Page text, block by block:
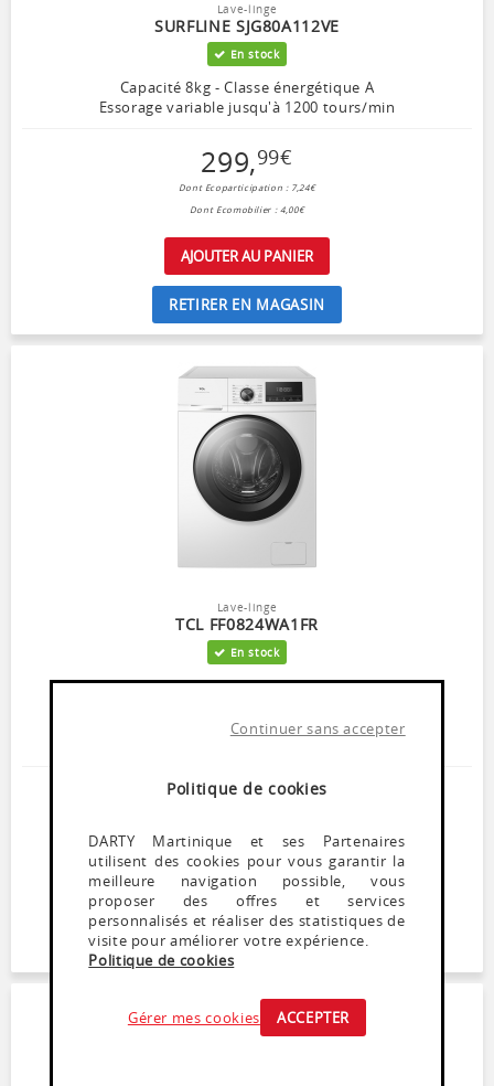
Lave-linge
SURFLINE SJG80A112VE
En stock
Capacité 8kg - Classe énergétique A
Essorage variable jusqu'à 1200 tours/min
299,99€
Dont Ecoparticipation : 7,24€
Dont Ecomobilier : 4,00€
AJOUTER AU PANIER
RETIRER EN MAGASIN
Lave-linge
TCL FF0824WA1FR
En stock
Capacité 8 Kg (4 personnes) - 72 dB
L x H x P : 59,5 x 85 x 52 cm
479,99€
Dont Ecomobilier : 4,00€
AJOUTER AU PANIER
RETIRER EN MAGASIN
Politique de cookies
Continuer sans accepter
DARTY Martinique et ses Partenaires
utilisent des cookies pour vous garantir la
meilleure navigation possible, vous
proposer des offres et services
personnalisés et réaliser des statistiques de
visite pour améliorer votre expérience.
Politique de cookies
Gérer mes cookies ACCEPTER